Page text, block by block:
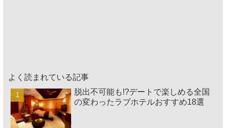
よく読まれている記事
脱出不可能も!?デートで楽しめる全国
の変わったラブホテルおすすめ18選